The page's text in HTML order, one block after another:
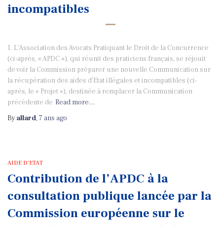
incompatibles
1. L’Association des Avocats Pratiquant le Droit de la Concurrence
(ci-après, « APDC »), qui réunit des praticiens français, se réjouit
de voir la Commission préparer une nouvelle Communication sur
la récupération des aides d’Etat illégales et incompatibles (ci-
après, le « Projet »), destinée à remplacer la Communication
précédente de Read more…
By allard, 7 ans ago
AIDE D'ETAT
Contribution de l’APDC à la
consultation publique lancée par la
Commission européenne sur le